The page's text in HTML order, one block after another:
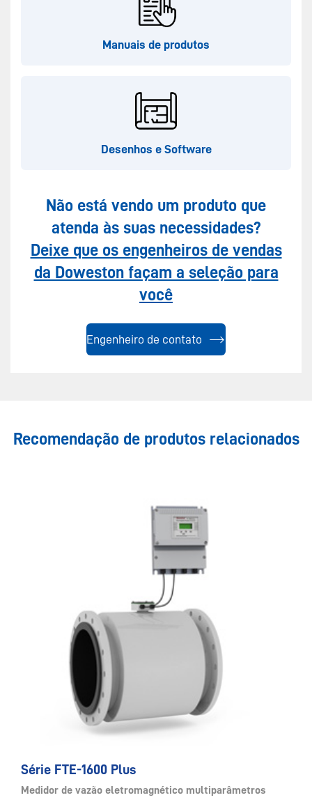
Manuais de produtos
Desenhos e Software
Não está vendo um produto que
atenda às suas necessidades?
Deixe que os engenheiros de vendas
da Doweston façam a seleção para
você
Engenheiro de contato
Recomendação de produtos relacionados
Série FTE-1600 Plus
Medidor de vazão eletromagnético multiparâmetros